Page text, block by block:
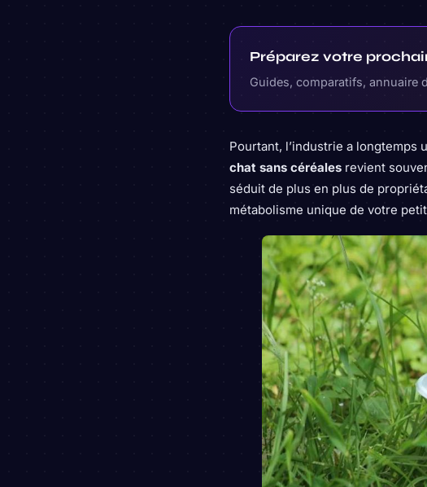
Préparez votre
Guides, comparatifs, annuaire
Pourtant, l’industrie a longtemps
chat sans céréales revient
séduit de plus en plus de
métabolisme unique de votre